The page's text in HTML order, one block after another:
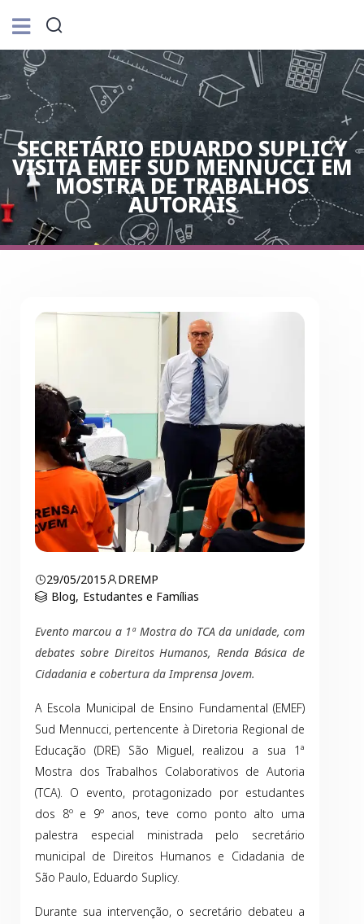
SECRETÁRIO EDUARDO SUPLICY
VISITA EMEF SUD MENNUCCI EM
MOSTRA DE TRABALHOS
AUTORAIS
29/05/2015
DREMP
Blog, Estudantes e Famílias
Evento marcou a 1ª Mostra do TCA da unidade, com
debates sobre Direitos Humanos, Renda Básica de
Cidadania e cobertura da Imprensa Jovem.
A Escola Municipal de Ensino Fundamental (EMEF)
Sud Mennucci, pertencente à Diretoria Regional de
Educação (DRE) São Miguel, realizou a sua 1ª
Mostra dos Trabalhos Colaborativos de Autoria
(TCA). O evento, protagonizado por estudantes
dos 8º e 9º anos, teve como ponto alto uma
palestra especial ministrada pelo secretário
municipal de Direitos Humanos e Cidadania de
São Paulo, Eduardo Suplicy.
Durante sua intervenção, o secretário debateu a